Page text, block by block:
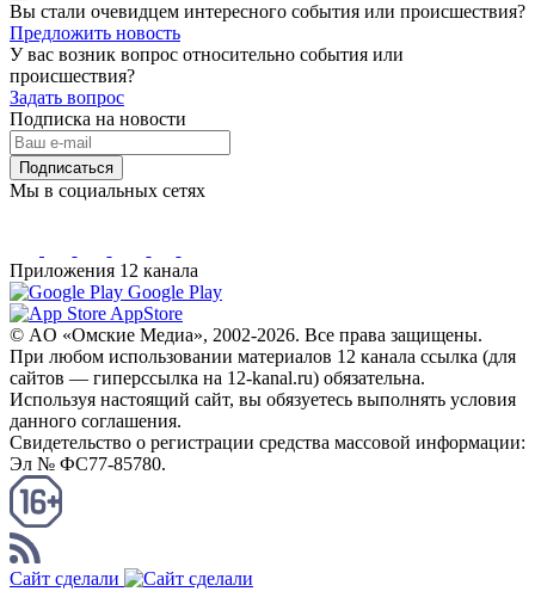
Вы стали очевидцем интересного события или происшествия?
Предложить новость
У вас возник вопрос относительно события или
происшествия?
Задать вопрос
Подписка на новости
Подписаться
Мы в социальных сетях
Приложения 12 канала
Google Play
AppStore
© AO «Омские Медиа», 2002-2026. Все права защищены.
При любом использовании материалов 12 канала ссылка (для
сайтов — гиперссылка на 12-kanal.ru) обязательна.
Используя настоящий сайт, вы обязуетесь выполнять условия
данного соглашения.
Свидетельство о регистрации средства массовой информации:
Эл № ФС77-85780.
Сайт сделали